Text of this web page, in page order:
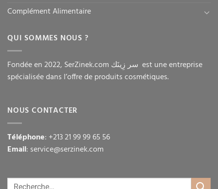
Complément Alimentaire
QUI SOMMES NOUS ?
Fondée en 2022, SerZinek.com سر زِينَك est une entreprise
spécialisée dans l’offre de produits cosmétiques.
NOUS CONTACTER
Téléphone: +213 21 99 99 65 56
Email: service@serzinek.com